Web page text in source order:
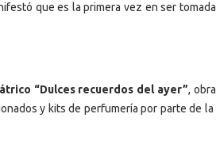
que es la primera vez en ser tomada
“Dulces recuerdos del ayer”, obra
y kits de perfumería por parte de la